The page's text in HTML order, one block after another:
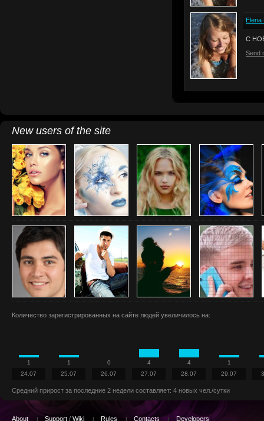
Elena
С
Send
New users of the site
Количество зарегистрированных на сайте людей увеличилось на:
1
24.07
1
25.07
0
26.07
4
27.07
4
28.07
1
29.07
Средний прирост за последние 2 недели составляет: 4 новых чел./сутки
About Support / Wiki Rules Contacts Developers